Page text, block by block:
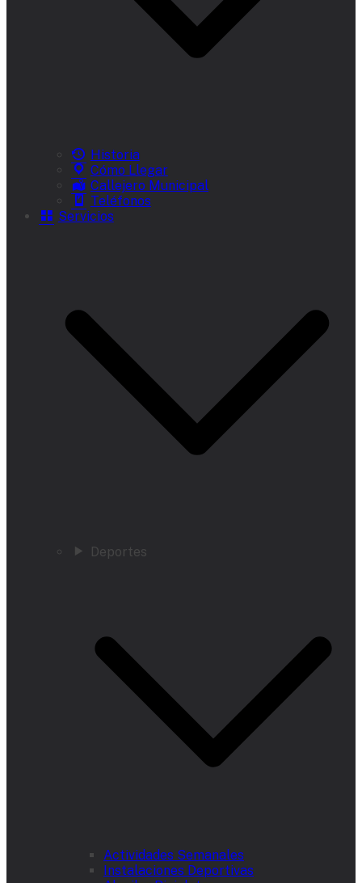
Historia
Cómo Llegar
Callejero Municipal
Teléfonos
Servicios
Deportes
Actividades Semanales
Instalaciones Deportivas